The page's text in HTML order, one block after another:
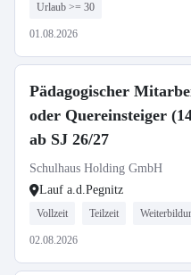
Urlaub >= 30
01.08.2026
Pädagogischer
oder Quereinsteiger
ab SJ 26/27
Schulhaus Holding GmbH
Lauf a.d.Pegnitz
Vollzeit Teilzeit
02.08.2026